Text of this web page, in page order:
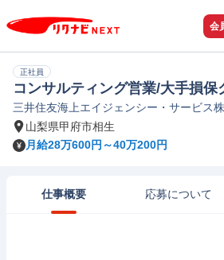
会
正社員
コンサルティング営業/大手損保
三井住友海上エイジェンシー・サービス
山梨県甲府市相生
月給28万600円～40万200円
仕事概要 応募について